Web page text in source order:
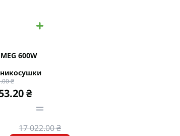
600W
₴
₴
17 022.00 ₴